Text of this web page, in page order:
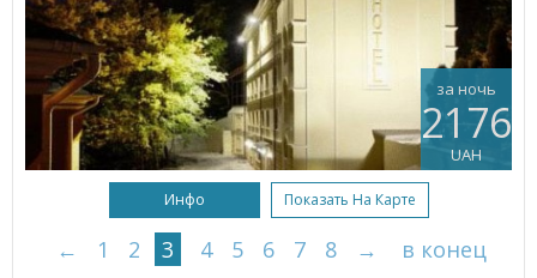
за ночь
2176
UAH
Инфо Показать На Карте
← 1 2 3 4 5 6 7 8 → в конец